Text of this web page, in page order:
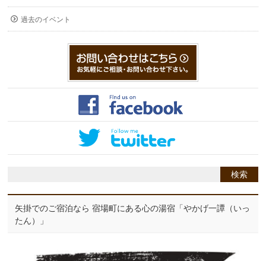
過去のイベント
矢掛でのご宿泊なら 宿場町にある心の湯宿「やかげ一譚（いっ
たん）」